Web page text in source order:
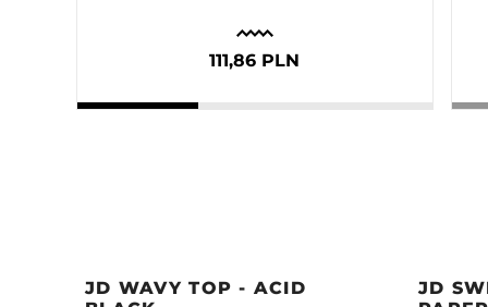
111,86 PLN
JD WAVY TOP - ACID
JD